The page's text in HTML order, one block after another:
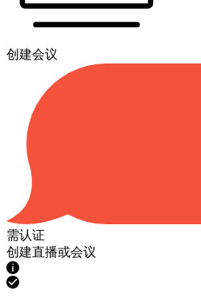
创建会议
需认证
创建直播或会议